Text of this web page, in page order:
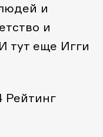
и
и
тут еще Игги
Рейтинг